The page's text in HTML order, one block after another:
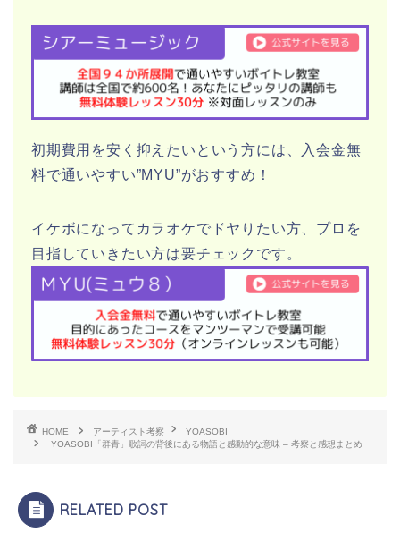
初期費用を安く抑えたいという方には、入会金無
料で通いやすい”MYU”がおすすめ！
イケボになってカラオケでドヤりたい方、プロを
目指していきたい方は要チェックです。
HOME アーティスト考察
YOASOBI
YOASOBI「群青」歌詞の背後にある物語と感動的な意味 – 考察と感想まとめ
RELATED POST